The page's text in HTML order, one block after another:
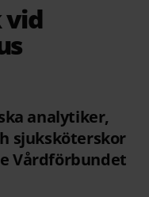
vid
analytiker,
sjuksköterskor
Vårdförbundet